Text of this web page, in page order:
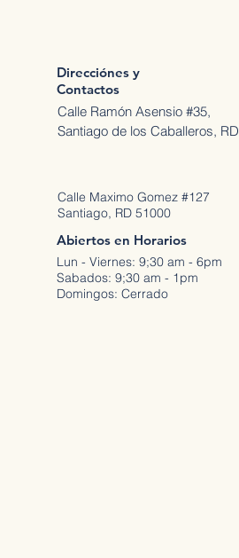
Direcciónes y
Contactos
Calle Ramón Asensio #35,
Santiago de los Caballeros, RD
Calle Maximo Gomez #127
Santiago, RD 51000
Abiertos en Horarios
Lun - Viernes: 9;30 am - 6pm
Sabados: 9;30 am - 1pm
Domingos: Cerrado